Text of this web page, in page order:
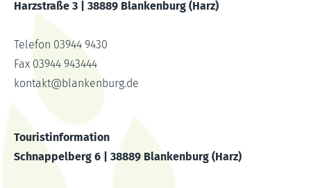
Harzstraße 3 | 38889 Blankenburg (Harz)
Telefon 03944 9430
Fax 03944 943444
kontakt@blankenburg.de
Touristinformation
Schnappelberg 6 | 38889 Blankenburg (Harz)